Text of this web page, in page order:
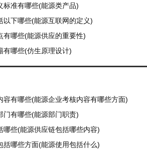
标准有哪些(能源类产品)
以下哪些(能源互联网的定义)
有哪些(能源供应的重要性)
有哪些(仿生原理设计)
容有哪些(能源企业考核内容有哪些方面)
门有哪些(能源部门职责)
哪些(能源供应链包括哪些内容)
括哪些方面(能源使用包括什么)